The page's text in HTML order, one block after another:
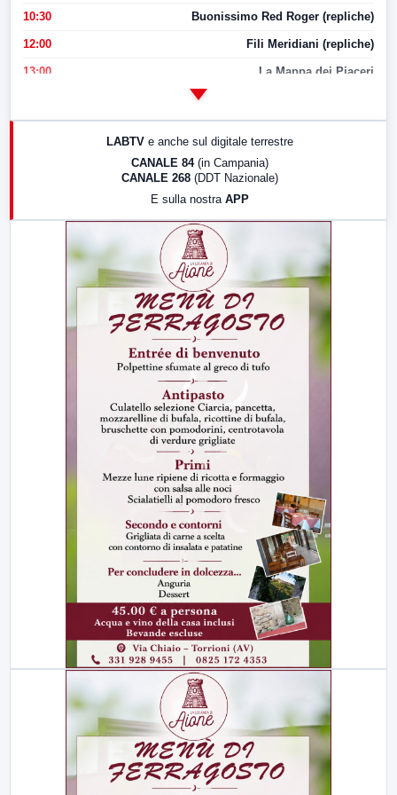
10:30 Buonissimo Red Roger (repliche)
12:00 Fili Meridiani (repliche)
13:00 La Mappa dei Piaceri
LABTV e anche sul digitale terrestre
CANALE 84 (in Campania)
CANALE 268 (DDT Nazionale)
E sulla nostra APP